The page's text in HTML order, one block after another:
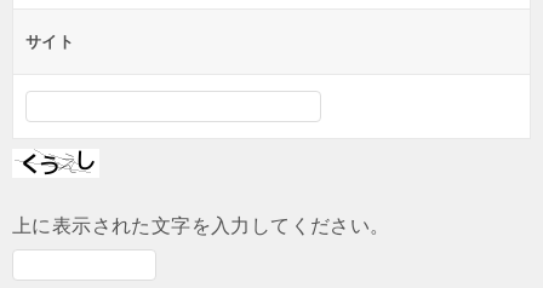
サイト
上に表示された文字を入力してください。